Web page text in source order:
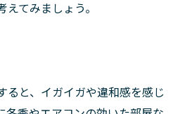
てみましょう。
ると、イガイガや違和感を感じ